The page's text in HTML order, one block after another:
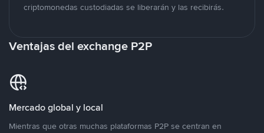
criptomonedas custodiadas se liberarán y las recibirás.
Ventajas del exchange P2P
Mercado global y local
Mientras que otras muchas plataformas P2P se centran en